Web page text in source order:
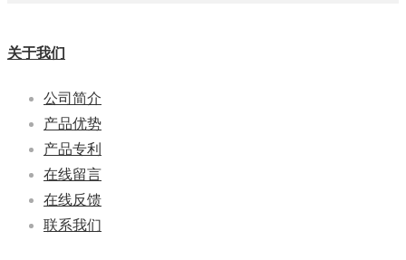
关于我们
公司简介
产品优势
产品专利
在线留言
在线反馈
联系我们